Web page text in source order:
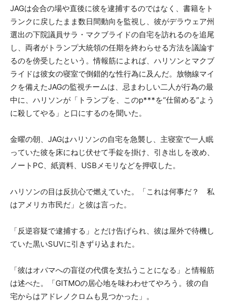
JAGは会合の場や直後に彼を逮捕するのではなく、書籍をト
ランクに戻したまま数日間動向を監視し、彼がデラウェア州
選出の下院議員サラ・マクブライドの自宅を訪れるのを追尾
し、両者がトランプ大統領の任期を終わらせる方法を議論す
るのを傍受したという。情報筋によれば、ハリソンとマクブ
ライドは彼女の寝室で倒錯的な性行為に及んだ。放物線マイ
クを備えたJAGの監視チームは、忌まわしい二人が行為の最
中に、ハリソンが「トランプを、このp***を“仕留める”よう
に殺してやる」と口にするのを聞いた。
金曜の朝、JAGはハリソンの自宅を急襲し、主寝室で一人眠
っていた彼を床にねじ伏せて手錠を掛け、引き出しを改め、
ノートPC、紙資料、USBメモリなどを押収した。
ハリソンの目は反抗心で燃えていた。「これは何事だ？ 私
はアメリカ市民だ」と彼は言った。
「反逆容疑で逮捕する」とだけ告げられ、彼は屋外で待機し
ていた黒いSUVに引きずり込まれた。
「彼はオバマへの盲従の代償を支払うことになる」と情報筋
は述べた。「GITMOの居心地を味わわせてやろう。彼の自
宅からはアドレノクロムも見つかった」。